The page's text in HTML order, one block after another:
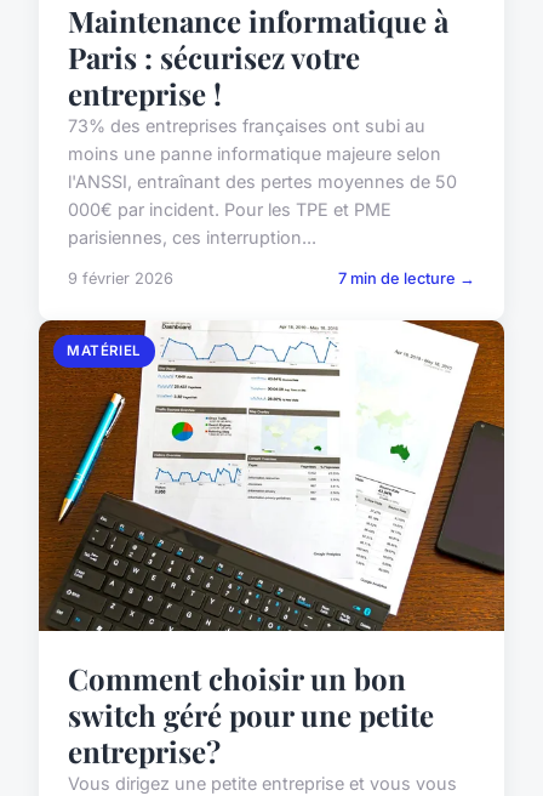
Maintenance informatique à
Paris : sécurisez votre
entreprise !
73% des entreprises françaises ont subi au
moins une panne informatique majeure selon
l'ANSSI, entraînant des pertes moyennes de 50
000€ par incident. Pour les TPE et PME
parisiennes, ces interruption...
9 février 2026 7 min de lecture →
MATÉRIEL
Comment choisir un bon
switch géré pour une petite
entreprise?
Vous dirigez une petite entreprise et vous vous